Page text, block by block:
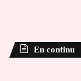
En continu